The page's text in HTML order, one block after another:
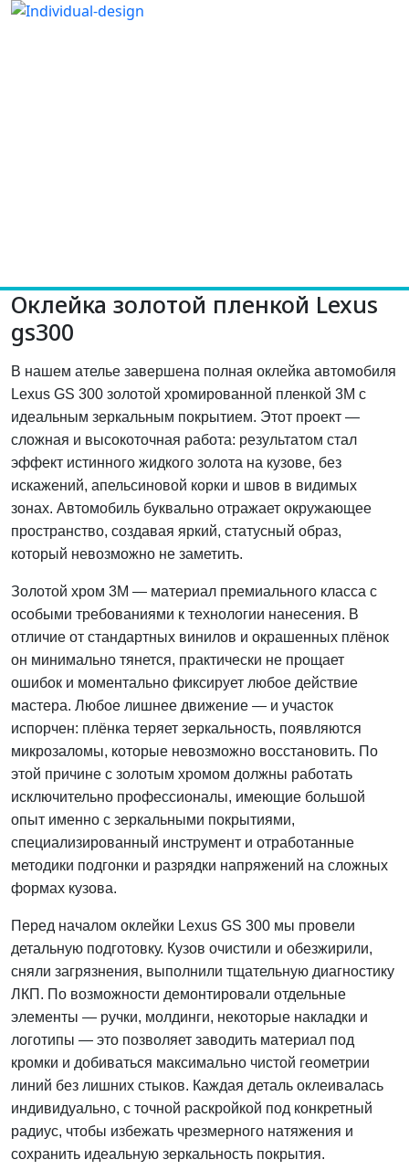
Оклейка золотой пленкой Lexus
gs300
В нашем ателье завершена полная оклейка автомобиля
Lexus GS 300 золотой хромированной пленкой 3M с
идеальным зеркальным покрытием. Этот проект —
сложная и высокоточная работа: результатом стал
эффект истинного жидкого золота на кузове, без
искажений, апельсиновой корки и швов в видимых
зонах. Автомобиль буквально отражает окружающее
пространство, создавая яркий, статусный образ,
который невозможно не заметить.
Золотой хром 3M — материал премиального класса с
особыми требованиями к технологии нанесения. В
отличие от стандартных винилов и окрашенных плёнок
он минимально тянется, практически не прощает
ошибок и моментально фиксирует любое действие
мастера. Любое лишнее движение — и участок
испорчен: плёнка теряет зеркальность, появляются
микрозаломы, которые невозможно восстановить. По
этой причине с золотым хромом должны работать
исключительно профессионалы, имеющие большой
опыт именно с зеркальными покрытиями,
специализированный инструмент и отработанные
методики подгонки и разрядки напряжений на сложных
формах кузова.
Перед началом оклейки Lexus GS 300 мы провели
детальную подготовку. Кузов очистили и обезжирили,
сняли загрязнения, выполнили тщательную диагностику
ЛКП. По возможности демонтировали отдельные
элементы — ручки, молдинги, некоторые накладки и
логотипы — это позволяет заводить материал под
кромки и добиваться максимально чистой геометрии
линий без лишних стыков. Каждая деталь оклеивалась
индивидуально, с точной раскройкой под конкретный
радиус, чтобы избежать чрезмерного натяжения и
сохранить идеальную зеркальность покрытия.